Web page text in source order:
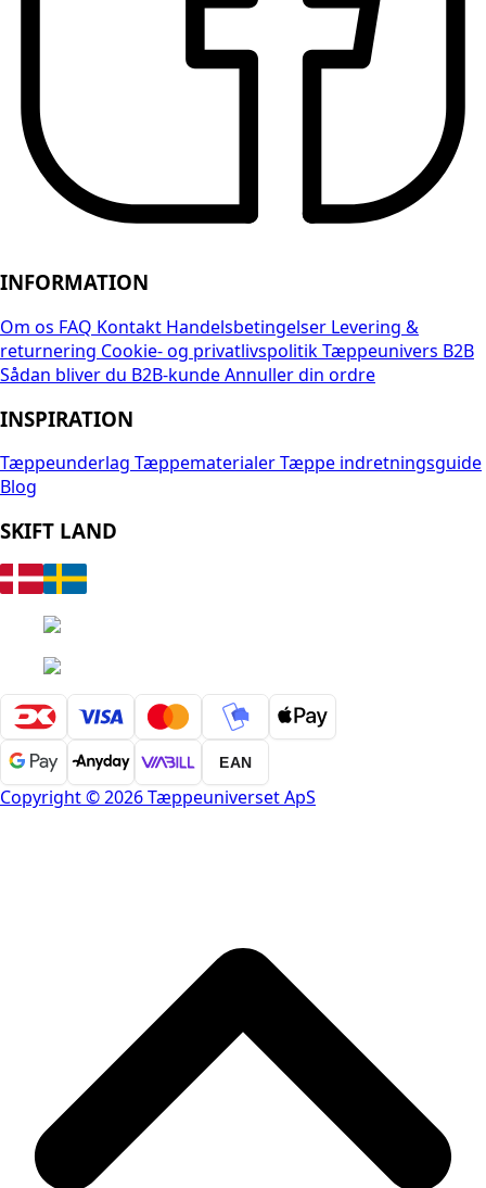
INFORMATION
Om os FAQ Kontakt Handelsbetingelser Levering &
returnering Cookie- og privatlivspolitikTæppeunivers B2B
Sådan bliver du B2B-kundeAnnuller din ordre
INSPIRATION
Tæppeunderlag TæppematerialerTæppe indretningsguide
Blog
SKIFT LAND
EAN
Copyright © 2026 Tæppeuniverset ApS